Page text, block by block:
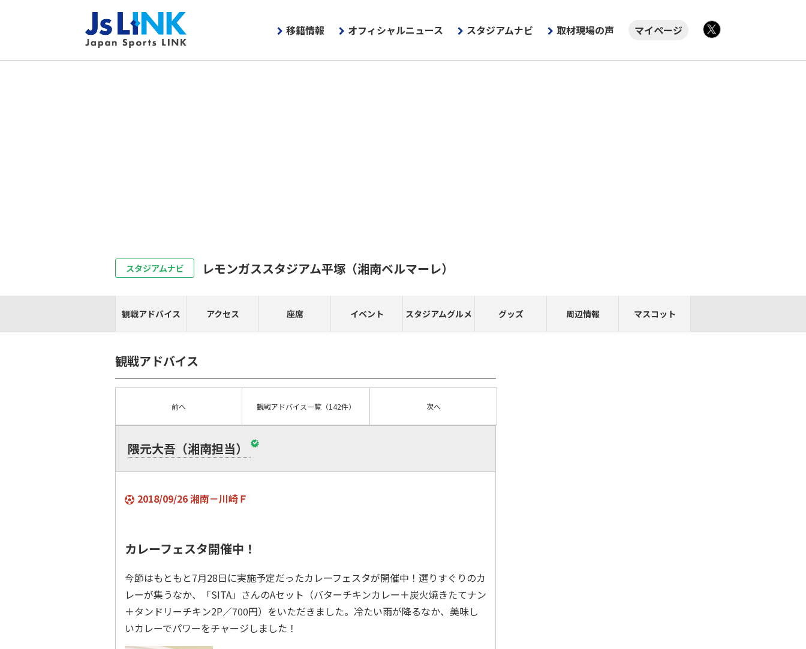
移籍情報 オフィシャルニュース スタジアムナビ 取材現場の声
マイページ
スタジアムナビ レモンガススタジアム平塚 （湘南ベルマーレ）
観戦アドバイス アクセス 座席 イベント スタジアムグルメ グッズ 周辺情報 マスコット
観戦アドバイス
前へ 観戦アドバイス一覧（142件） 次へ
隈元大吾（湘南担当）
2018/09/26 湘南－川崎Ｆ
カレーフェスタ開催中！
今節はもともと7月28日に実施予定だったカレーフェスタが開催中！選りすぐりのカ
レーが集うなか、「SITA」さんのAセット（バターチキンカレー＋炭火焼きたてナン
＋タンドリーチキン2P／700円）をいただきました。冷たい雨が降るなか、美味し
いカレーでパワーをチャージしました！